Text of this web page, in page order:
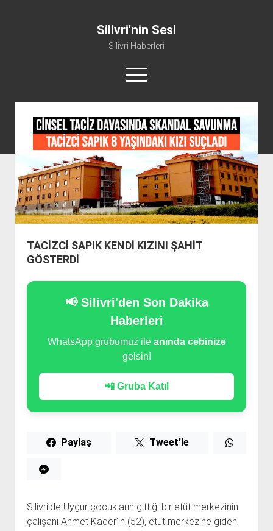
Silivri'nin Sesi
Silivri Haberleri
m
e
ü
y
ü
a
ç
Manifesto
Haber
Spor
Künye ve İletişim
TACİZCİ SAPIK KENDİ KIZINI ŞAHİT
GÖSTERDİ
📢 Silivri'den Son Dakika
Haberleri
WhatsApp grubumuz ile anında cebinize
gelsin!
📲 Gruba Katıl
Paylaş Tweet'le
Silivri’de Uygur çocukların gittiği bir etüt merkezinin
çalışanı Ahmet Kader’in (52), etüt merkezine giden